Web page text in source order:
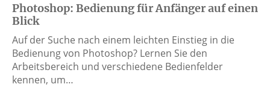
Photoshop: Bedienung für Anfänger auf einen
Blick
Auf der Suche nach einem leichten Einstieg in die
Bedienung von Photoshop? Lernen Sie den
Arbeitsbereich und verschiedene Bedienfelder
kennen, um…